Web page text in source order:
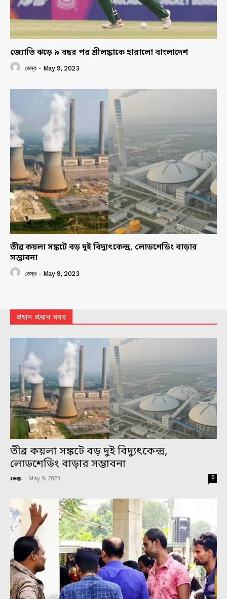
জ্যোতি ঝড়ে ৯ বছর পর শ্রীলঙ্কাকে হারালো বাংলাদেশ
ডেস্ক - May 9, 2023
তীব্র কয়লা সঙ্কটে বড় দুই বিদ্যুৎকেন্দ্র, লোডশেডিং বাড়ার
সম্ভাবনা
ডেস্ক - May 9, 2023
প্রধান প্রধান খবর
তীব্র কয়লা সঙ্কটে বড় দুই বিদ্যুৎকেন্দ্র,
লোডশেডিং বাড়ার সম্ভাবনা
ডেস্ক - May 9, 2023 0